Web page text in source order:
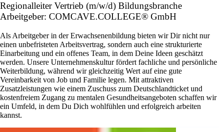
Regionalleiter Vertrieb (m/w/d) Bildungsbranche
Arbeitgeber: COMCAVE.COLLEGE® GmbH
Als Arbeitgeber in der Erwachsenenbildung bieten wir Dir nicht nur
einen unbefristeten Arbeitsvertrag, sondern auch eine strukturierte
Einarbeitung und ein offenes Team, in dem Deine Ideen geschätzt
werden. Unsere Unternehmenskultur fördert fachliche und persönliche
Weiterbildung, während wir gleichzeitig Wert auf eine gute
Vereinbarkeit von Job und Familie legen. Mit attraktiven
Zusatzleistungen wie einem Zuschuss zum Deutschlandticket und
kostenfreiem Zugang zu mentalen Gesundheitsangeboten schaffen wir
ein Umfeld, in dem Du Dich wohlfühlen und erfolgreich arbeiten
kannst.